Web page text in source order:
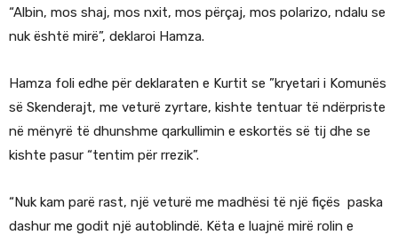
“Albin, mos shaj, mos nxit, mos përçaj, mos polarizo, ndalu se
nuk është mirë”, deklaroi Hamza.
Hamza foli edhe për deklaraten e Kurtit se ”kryetari i Komunës
së Skenderajt, me veturë zyrtare, kishte tentuar të ndërpriste
në mënyrë të dhunshme qarkullimin e eskortës së tij dhe se
kishte pasur “tentim për rrezik”.
“Nuk kam parë rast, një veturë me madhësi të një fiçës paska
dashur me godit një autoblindë. Këta e luajnë mirë rolin e